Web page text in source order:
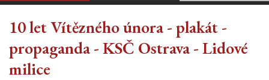
10 let Vítězného února - plakát -
propaganda - KSČ Ostrava - Lidové
milice